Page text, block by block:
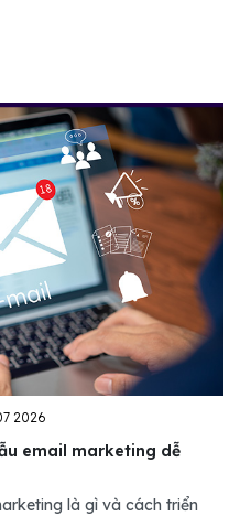
2026
email marketing dễ
là gì và cách triển